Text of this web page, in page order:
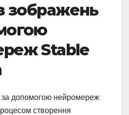
зображень
Stable
за допомогою нейромереж
створення